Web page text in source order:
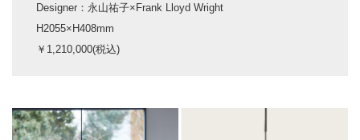
Designer：永山祐子×Frank Lloyd Wright
H2055×H408mm
￥1,210,000(税込)